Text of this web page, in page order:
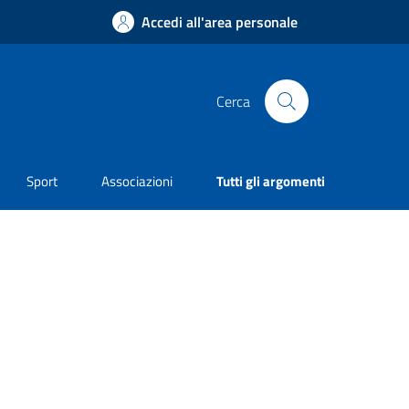
Accedi all'area personale
Cerca
Sport Associazioni Tutti gli argomenti